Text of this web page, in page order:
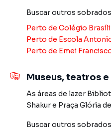
fazer tudo online, direto do
smartphone. Nós criamos
simplificar a relação de
compradores com o
Anuncie seu imóvel! É fácil,
diversas cidades do Brasil,
Na Imobiliária Xavier e Brito
Buscar outros sobrados
Perto de Colégio
Perto de Escola
Perto de Emei
Museus, teatros
As áreas de lazer
Shakure Praça Glória
Buscar outros sobrados